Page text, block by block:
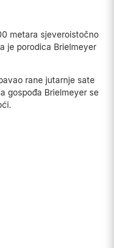
metara sjeveroistočno
je porodica Brielmeyer
rane jutarnje sate
gospođa Brielmeyer se